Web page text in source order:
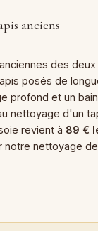
anciens
des
posés de
profond et un
nettoyage d'un
revient à 89 €
notre nettoyage